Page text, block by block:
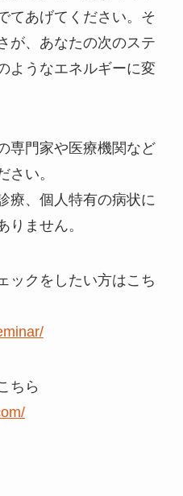
てあげてください。そ
が、あなたの次のステ
ようなエネルギーに変
専門家や医療機関など
さい。
療、個人特有の病状に
りません。
ックをしたい方はこち
ちら